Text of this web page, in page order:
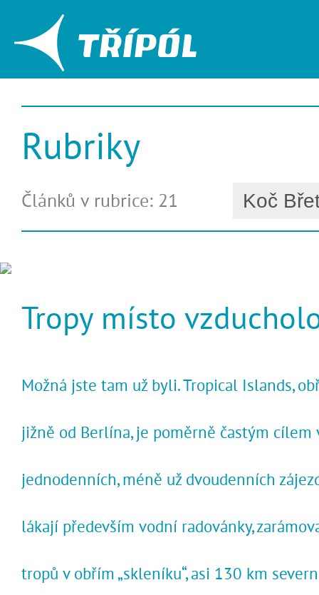
Rubriky
Článků v rubrice: 21
Tropy místo
Možná jste tam už byli. Tropical Islands,
jižně od Berlína, je poměrně častým cílem
jednodenních, méně už dvoudenních
lákají především vodní radovánky,
tropů v obřím „skleníku“, asi 130 km